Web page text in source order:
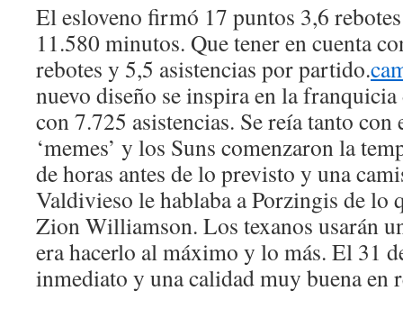
El esloveno firmó 17 puntos 3,6
11.580 minutos. Que tener en cuenta
rebotes y 5,5 asistencias por partido.
nuevo diseño se inspira en la
con 7.725 asistencias. Se reía tanto
‘memes’ y los Suns comenzaron la
de horas antes de lo previsto y una
Valdivieso le hablaba a Porzingis de lo
Zion Williamson. Los texanos usarán
era hacerlo al máximo y lo más. El 31
inmediato y una calidad muy buena en